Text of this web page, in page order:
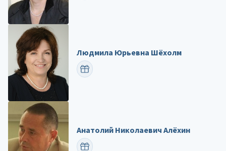
Людмила Юрьевна Шёхолм
ПОЗДРАВИТЬ
Анатолий Николаевич Алёхин
ПОЗДРАВИТЬ